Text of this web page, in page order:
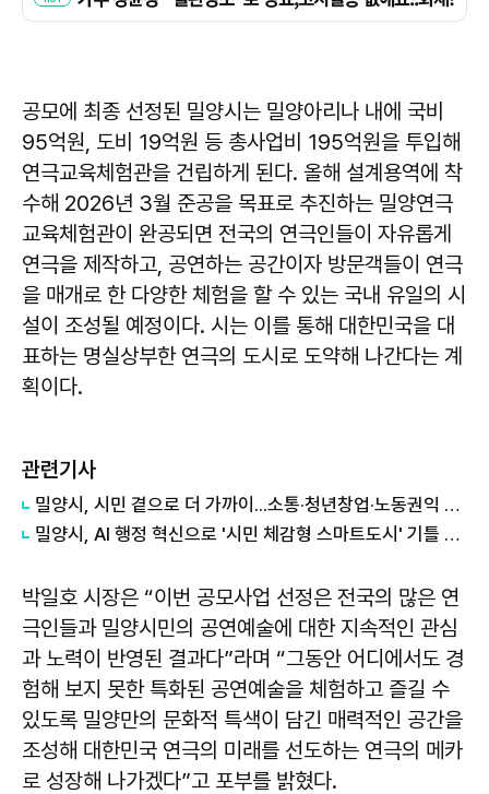
공모에 최종 선정된 밀양시는 밀양아리나 내에 국비
95억원, 도비 19억원 등 총사업비 195억원을 투입해
연극교육체험관을 건립하게 된다. 올해 설계용역에 착
수해 2026년 3월 준공을 목표로 추진하는 밀양연극
교육체험관이 완공되면 전국의 연극인들이 자유롭게
연극을 제작하고, 공연하는 공간이자 방문객들이 연극
을 매개로 한 다양한 체험을 할 수 있는 국내 유일의 시
설이 조성될 예정이다. 시는 이를 통해 대한민국을 대
표하는 명실상부한 연극의 도시로 도약해 나간다는 계
획이다.
관련기사
밀양시, 시민 곁으로 더 가까이...소통·청년창업·노동권익 지원 확대
밀양시, AI 행정 혁신으로 '시민 체감형 스마트도시' 기틀 마련
박일호 시장은 “이번 공모사업 선정은 전국의 많은 연
극인들과 밀양시민의 공연예술에 대한 지속적인 관심
과 노력이 반영된 결과다”라며 “그동안 어디에서도 경
험해 보지 못한 특화된 공연예술을 체험하고 즐길 수
있도록 밀양만의 문화적 특색이 담긴 매력적인 공간을
조성해 대한민국 연극의 미래를 선도하는 연극의 메카
로 성장해 나가겠다”고 포부를 밝혔다.